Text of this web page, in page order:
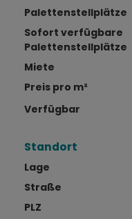
Palettenstellplätze
Sofort verfügbare
Palettenstellplätze
Miete
Preis pro m²
Verfügbar
Standort
Lage
Straße
PLZ